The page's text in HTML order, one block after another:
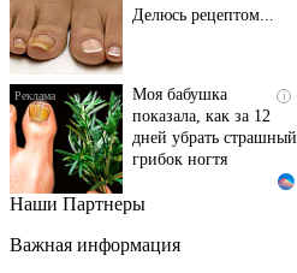
Делюсь рецептом...
i
Моя бабушка
показала, как за 12
дней убрать страшный
грибок ногтя
Этот танец невесты
Пересмотрела 10 раз
Наши Партнеры
Важная информация